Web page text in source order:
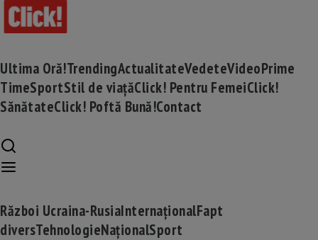
Ultima Oră!TrendingActualitateVedeteVideoPrime
TimeSportStil de viațăClick! Pentru FemeiClick!
SănătateClick! Poftă Bună!Contact
Război Ucraina-RusiaInternaționalFapt
diversTehnologieNaționalSport